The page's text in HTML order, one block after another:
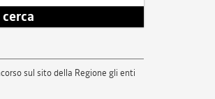
cerca
sul sito della Regione gli enti